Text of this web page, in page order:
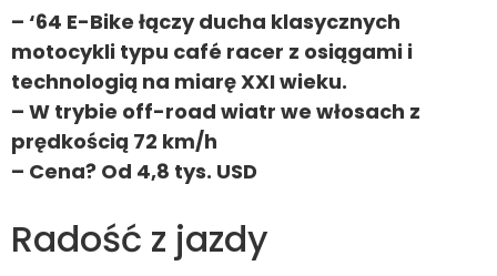
– ‘64 E-Bike łączy ducha klasycznych
motocykli typu café racer z osiągami i
technologią na miarę XXI wieku.
– W trybie off-road wiatr we włosach z
prędkością 72 km/h
– Cena? Od 4,8 tys. USD
Radość z jazdy